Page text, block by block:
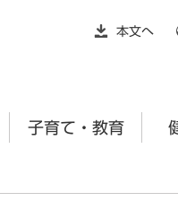
本文へ
子育て・教育